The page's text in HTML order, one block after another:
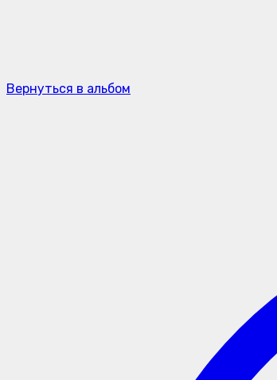
Вернуться в альбом